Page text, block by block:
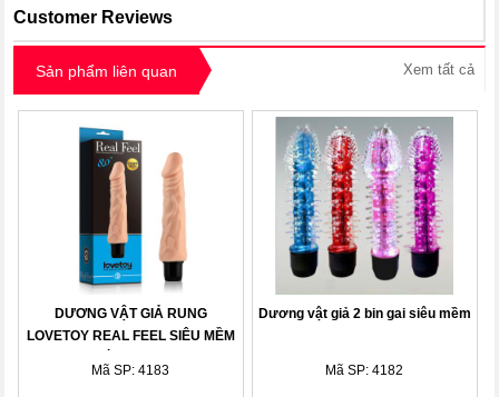
Customer Reviews
Sản phẩm liên quan Xem tất cả
DƯƠNG VẬT GIẢ RUNG
LOVETOY REAL FEEL SIÊU MỀM
Mã SP: 4183
Dương vật giả 2 bin gai siêu mềm
Mã SP: 4182